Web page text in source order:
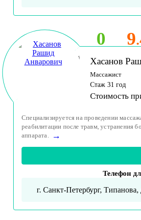
0 9
Принимает детей
и взрослых
Хасанов
Массажист
Стаж 31 год
Стоимость
Специализируется на проведении
реабилитации после травм, устранения
аппарата.
→
Телефон
г. Санкт-Петербург, Типанова,